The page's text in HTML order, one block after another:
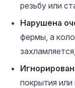
резьбу или
Нарушена
фермы, а
покрытия